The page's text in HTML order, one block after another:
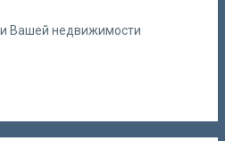
Вашей недвижимости